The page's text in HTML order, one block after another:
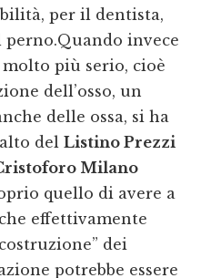
per il dentista,
invece
più serio, cioè
dell’osso, un
delle ossa, si ha
delListino Prezzi
Milano
quello di avere a
effettivamente
dei
potrebbe essere